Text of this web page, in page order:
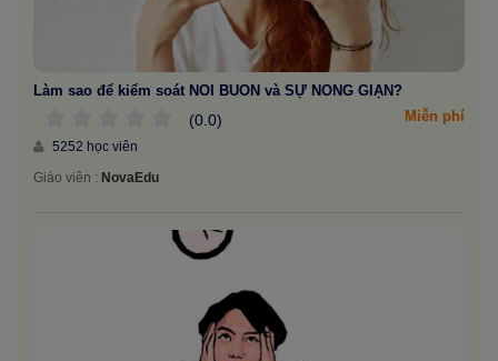
Làm sao để kiểm soát NỖI BUỒN và SỰ NÓNG GIẬN?
(0.0) Miễn phí
5252 học viên
Giáo viên : NovaEdu